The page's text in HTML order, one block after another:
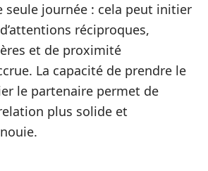
seule journée : cela peut initier
réciproques,
et de proximité
La capacité de prendre le
le partenaire permet de
plus solide et